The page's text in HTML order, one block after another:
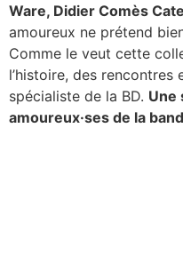
Ware, Didier Comès
amoureux ne prétend
Comme le veut cette
l’histoire, des
spécialiste de la BD. Une
amoureux·ses de la